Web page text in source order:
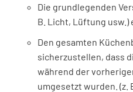
Die grundlegenden
B. Licht, Lüftung usw.)
Den gesamten
sicherzustellen, dass
während der
umgesetzt wurden. (z.